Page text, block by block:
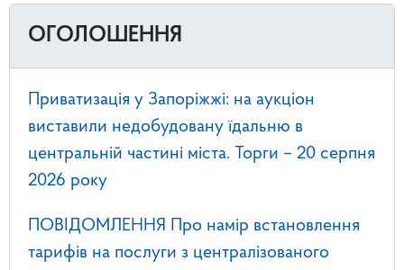
ОГОЛОШЕННЯ
Приватизація у Запоріжжі: на аукціон
виставили недобудовану їдальню в
центральній частині міста. Торги – 20 серпня
2026 року
ПОВІДОМЛЕННЯ Про намір встановлення
тарифів на послуги з централізованого